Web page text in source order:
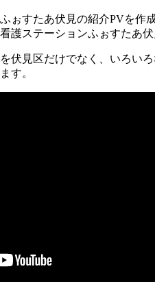
ぉすたあ伏見の紹介PVを作
護ステーションふぉすたあ
伏見区だけでなく、いろい
す。